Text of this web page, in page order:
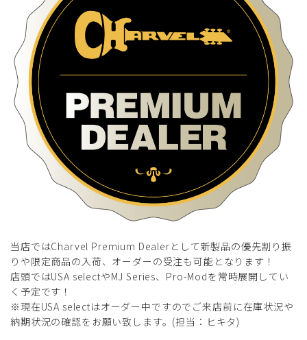
当店ではCharvel Premium Dealerとして新製品の優先割り振
りや限定商品の入荷、オーダーの受注も可能となります！
店頭ではUSA selectやMJ Series、Pro-Modを常時展開してい
く予定です！
※現在USA selectはオーダー中ですのでご来店前に在庫状況や
納期状況の確認をお願い致します。(担当：ヒキタ)